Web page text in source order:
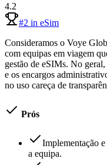
4.2
#2 in eSim
Consideramos o Voye
com equipas em viagem
gestão de eSIMs. No
e os encargos
no uso careça de
Prós
Implementação
a equipa.